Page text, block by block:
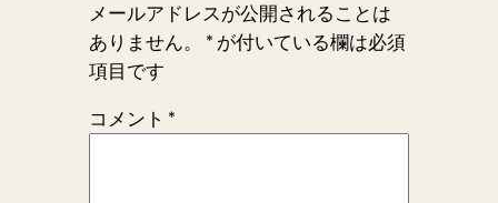
メールアドレスが公開されることは
ありません。
* が付いている欄は必須
項目です
コメント *